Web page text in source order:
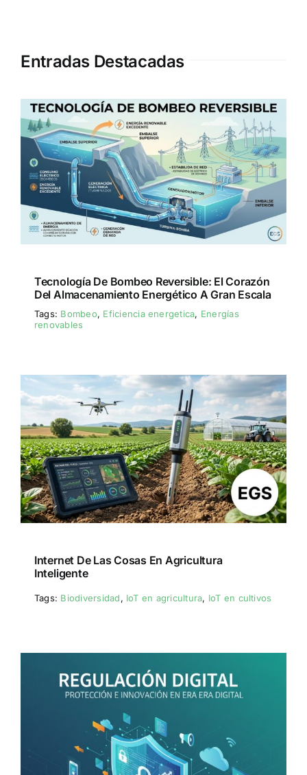
Entradas Destacadas
Tecnología De Bombeo Reversible: El Corazón
Del Almacenamiento Energético A Gran Escala
Tags: Bombeo, Eficiencia energetica, Energías
renovables
Internet De Las Cosas En Agricultura
Inteligente
Tags: Biodiversidad, IoT en agricultura, IoT en cultivos